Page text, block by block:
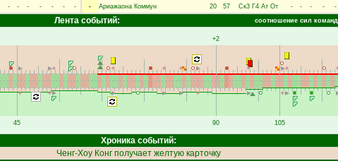
- - - - - - -
-
Ариажаона Коммун 20 57 Ск3 Г4 Ат От - - - - -
соотношение сил команд
Лента событий:
45
+2
90 105
Хроника событий:
Ченг-Хоу Конг получает желтую карточку